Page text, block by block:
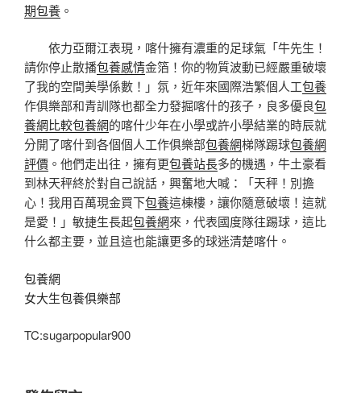
期包養 。
依力亞爾江表現，喀什擁有濃重的足球氣「牛先生！
請你停止散播包養感情金箔！你的物質波動已經嚴重破壞
了我的空間美學係數！」氛，近年來國際浩繁個人工包養
作俱樂部和青訓隊也都全力發掘喀什的孩子，良多優良包
養網比較包養網的喀什少年在小學或許小學結業的時辰就
分開了喀什到各個個人工作俱樂部包養網梯隊踢球包養網
評價 。他們走出往，擁有更包養站長多的機遇，牛土豪看
到林天秤終於對自己說話，興奮地大喊：「天秤！別擔
心！我用百萬現金買下包養這棟樓，讓你隨意破壞！這就
是愛！」敏捷生長起包養網來，代表國度隊往踢球，這比
什么都主要，並且這也能讓更多的球迷清楚喀什。
包養網
女大生包養俱樂部
TC:sugarpopular900